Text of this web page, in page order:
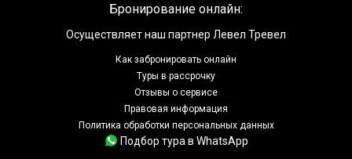
Бронирование онлайн:
Осуществляет наш партнер Левел Тревел
Как забронировать онлайн
Туры в рассрочку
Отзывы о сервисе
Правовая информация
Политика обработки персональных данных
Подбор тура в WhatsApp